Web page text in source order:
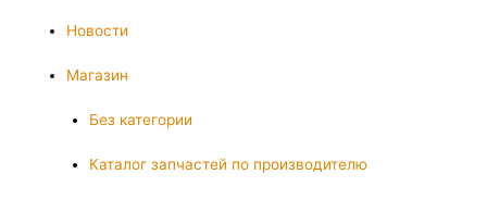
Новости
Магазин
Без категории
Каталог запчастей по производителю